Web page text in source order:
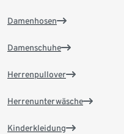
Damenhosen
Damenschuhe
Herrenpullover
Herrenunterwäsche
Kinderkleidung